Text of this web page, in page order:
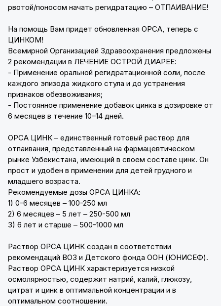
рвотой/поносом начать регидратацию – ОТПАИВАНИЕ!
На помощь Вам придет обновленная ОРСА, теперь с
ЦИНКОМ!
Всемирной Организацией Здравоохранения предложены
2 рекомендации в ЛЕЧЕНИЕ ОСТРОЙ ДИАРЕЕ:
- Применение оральной регидратационной соли, после
каждого эпизода жидкого стула и до устранения
признаков обезвоживания;
- Постоянное применение добавок цинка в дозировке от
6 месяцев в течение 10–14 дней.
ОРСА ЦИНК – единственный готовый раствор для
отпаивания, представленный на фармацевтическом
рынке Узбекистана, имеющий в своем составе цинк. Он
прост и удобен в применении для детей грудного и
младшего возраста.
Рекомендуемые дозы ОРСА ЦИНКА:
1) 0-6 месяцев – 100-250 мл
2) 6 месяцев – 5 лет – 250-500 мл
3) 6 лет и старше – 500-1000 мл
Раствор ОРСА ЦИНК создан в соответствии
рекомендаций ВОЗ и Детского фонда ООН (ЮНИСЕФ).
Раствор ОРСА ЦИНК характеризуется низкой
осмолярностью, содержит натрий, калий, глюкозу,
цитрат и цинк в оптимальной концентрации и в
оптимальном соотношении.